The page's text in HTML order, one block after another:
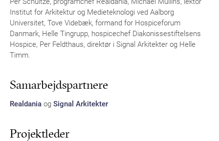
Institut for Arkitektur og Medieteknologi ved Aalborg
Universitet, Tove Videbæk, formand for Hospiceforum
Danmark, Helle Tingrupp, hospicechef Diakonissestiftelsens
Hospice, Per Feldthaus, direktør i Signal Arkitekter og Helle
Timm.
Samarbejdspartnere
Realdania og Signal Arkitekter
Projektleder